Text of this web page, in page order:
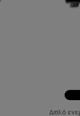
Διπλό